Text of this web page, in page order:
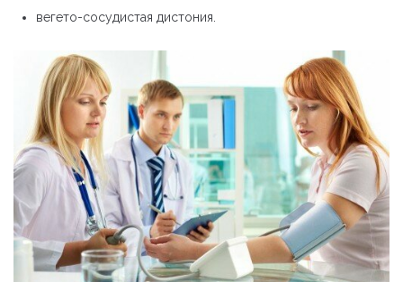
вегето-сосудистая дистония.